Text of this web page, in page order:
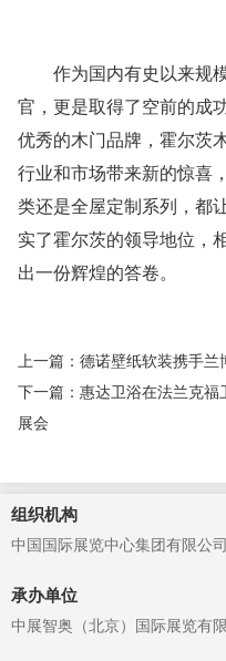
作为国内有史以来规模
官，更是取得了空前的成
优秀的木门品牌，霍尔茨
行业和市场带来新的惊喜
类还是全屋定制系列，都
实了霍尔茨的领导地位，
出一份辉煌的答卷。
上一篇：德诺壁纸软装携手
下一篇：惠达卫浴在法兰克
展会
组织机构
中国国际展览中心集团有限公司
承办单位
中展智奥（北京）国际展览有